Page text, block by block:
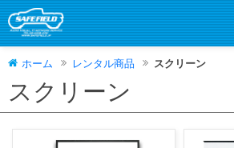
ホーム レンタル商品 スクリーン
スクリーン